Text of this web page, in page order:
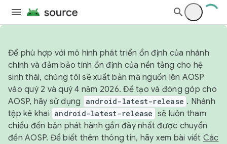
Để phù hợp với mô hình phát triển ổn định của nhánh
chính và đảm bảo tính ổn định của nền tảng cho hệ
sinh thái, chúng tôi sẽ xuất bản mã nguồn lên AOSP
vào quý 2 và quý 4 năm 2026. Để tạo và đóng góp cho
AOSP, hãy sử dụng
android-latest-release . Nhánh
tệp kê khai android-latest-release sẽ luôn tham
chiếu đến bản phát hành gần đây nhất được chuyển
đến AOSP. Để biết thêm thông tin, hãy xem bài viết Các